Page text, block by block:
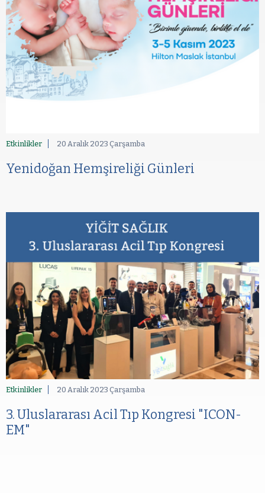
Etkinlikler 20 Aralık 2023 Çarşamba
Yenidoğan Hemşireliği Günleri
Etkinlikler 20 Aralık 2023 Çarşamba
3. Uluslararası Acil Tıp Kongresi "ICON-
EM"